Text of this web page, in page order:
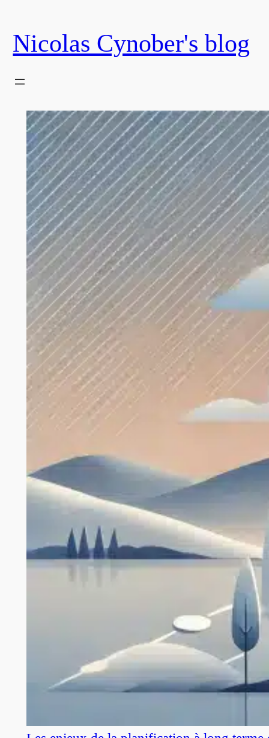
content
Nicolas Cynober's blog